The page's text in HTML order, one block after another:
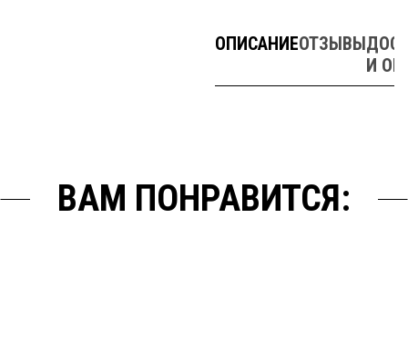
ОПИСАНИЕОТЗЫВЫ
И
ВАМ ПОНРАВИТСЯ: